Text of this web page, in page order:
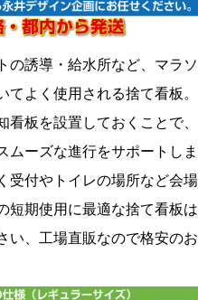
の誘導・給水所など、マラソ
よく使用される捨て看板。
板を設置しておくことで、
ムーズな進行をサポートしま
受付やトイレの場所など会場
短期使用に最適な捨て看板は
い、工場直販なので格安のお